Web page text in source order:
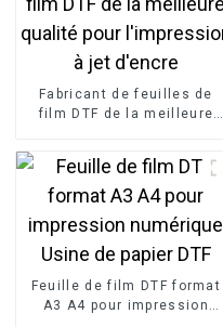
Fabricant de feuilles de
film DTF de la meilleure
Feuille de film DTF format
A3 A4 pour impression